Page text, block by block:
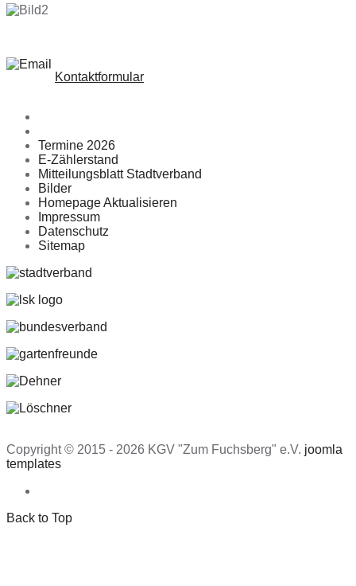
Kontaktformular
Termine 2026
E-Zählerstand
Mitteilungsblatt Stadtverband
Bilder
Homepage Aktualisieren
Impressum
Datenschutz
Sitemap
Copyright © 2015 - 2026 KGV "Zum Fuchsberg" e.V. joomla
templates
Back to Top